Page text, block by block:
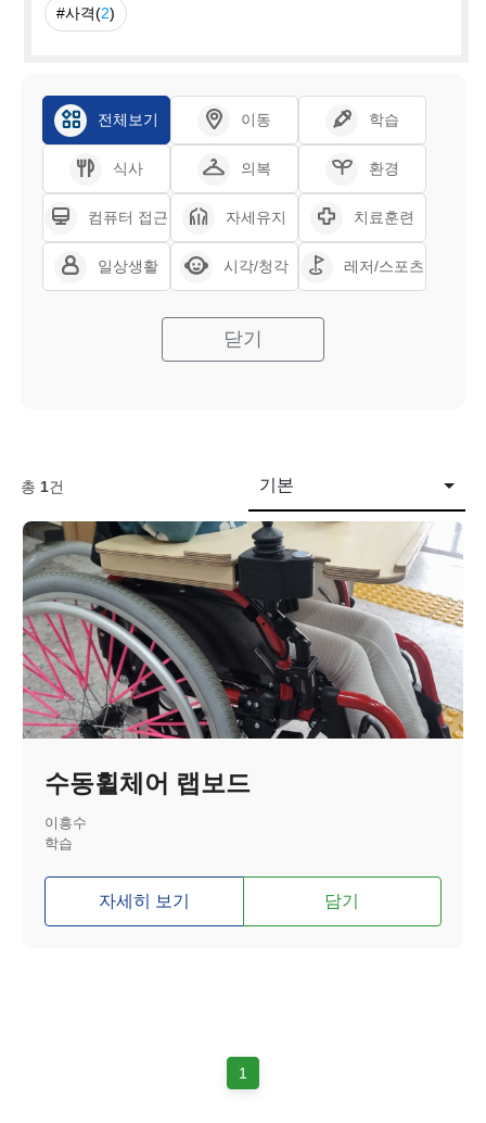
#사격(2)
전체보기 이동 학습
식사 의복 환경
컴퓨터 접근 자세유지 치료훈련
일상생활 시각/청각 레저/스포츠
닫기
총 1건 기본
수동휠체어 랩보드
이흥수
학습
자세히 보기 담기
1